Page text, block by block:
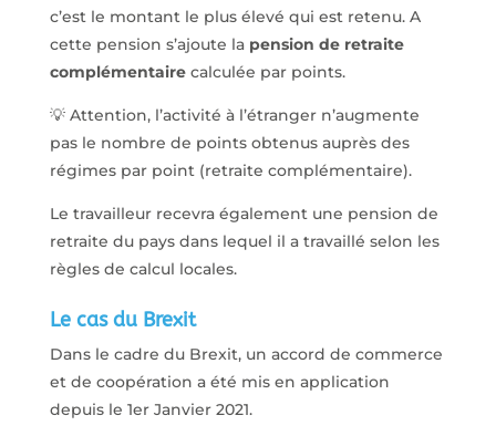
c’est le montant le plus élevé qui est retenu. A
cette pension s’ajoute la pension de retraite
complémentairecalculée par points.
💡 Attention, l’activité à l’étranger n’augmente
pas le nombre de points obtenus auprès des
régimes par point (retraite complémentaire).
Le travailleur recevra également une pension de
retraite du pays dans lequel il a travaillé selon les
règles de calcul locales.
Le cas du Brexit
Dans le cadre du Brexit, un accord de commerce
et de coopération a été mis en application
depuis le 1er Janvier 2021.